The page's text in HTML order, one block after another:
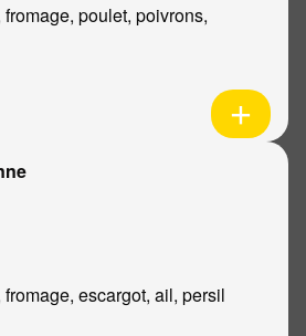
poulet, poivrons,
escargot, ail, persil